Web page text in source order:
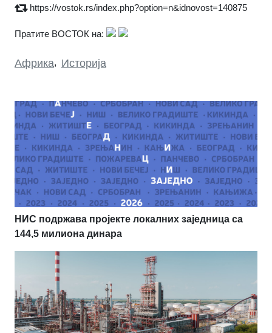
https://vostok.rs/index.php?option=n&idnovost=140875
Пратите ВОСТОК на:
Африка, Историја
НИС подржава пројекте локалних заједница са
144,5 милиона динара